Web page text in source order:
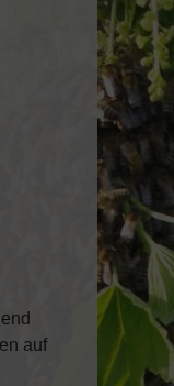
auf